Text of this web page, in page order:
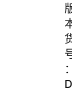
D